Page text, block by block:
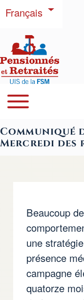
Aller au contenu
Close Search Block
Français Lister
Navegación
Open or Close
Communiqué
Mercredi des
Beaucoup
une
présence
campagne
quatorze